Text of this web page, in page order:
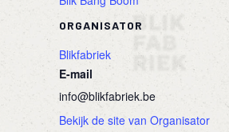
ORGANISATOR
Blikfabriek
E-mail
info@blikfabriek.be
Bekijk de site van Organisator